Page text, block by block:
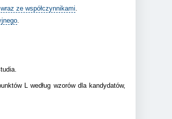
ze współczynnikami
L według wzorów dla kandydatów,